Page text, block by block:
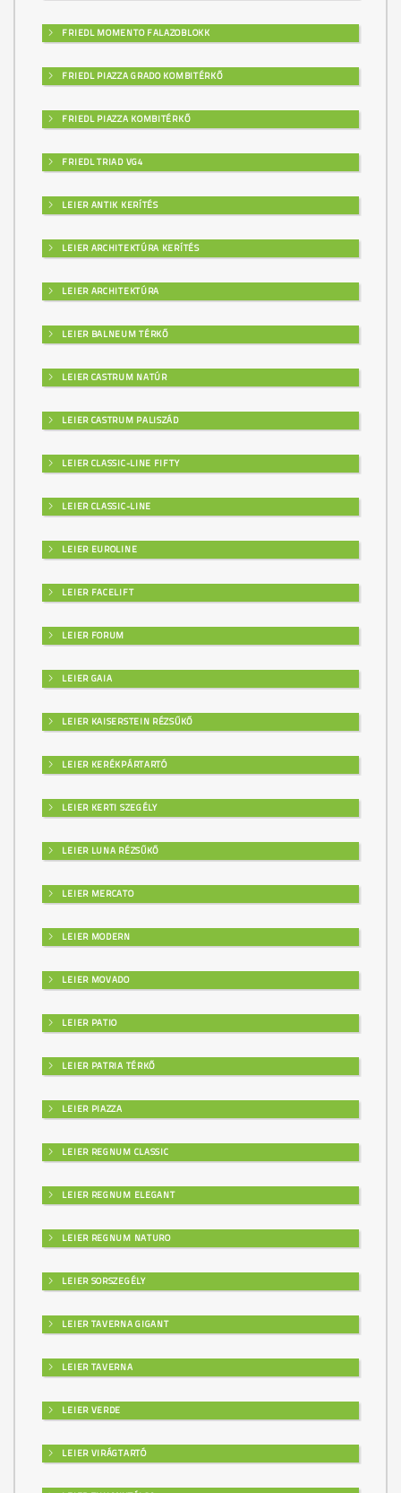
FRIEDL MOMENTO FALAZOBLOKK
FRIEDL PIAZZA GRADO KOMBITÉRKŐ
FRIEDL PIAZZA KOMBITÉRKŐ
FRIEDL TRIAD VG4
LEIER ANTIK KERÍTÉS
LEIER ARCHITEKTÚRA KERÍTÉS
LEIER ARCHITEKTÚRA
LEIER BALNEUM TÉRKŐ
LEIER CASTRUM NATÚR
LEIER CASTRUM PALISZÁD
LEIER CLASSIC-LINE FIFTY
LEIER CLASSIC-LINE
LEIER EUROLINE
LEIER FACELIFT
LEIER FORUM
LEIER GAIA
LEIER KAISERSTEIN RÉZSŰKŐ
LEIER KERÉKPÁRTARTÓ
LEIER KERTI SZEGÉLY
LEIER LUNA RÉZSŰKŐ
LEIER MERCATO
LEIER MODERN
LEIER MOVADO
LEIER PATIO
LEIER PATRIA TÉRKŐ
LEIER PIAZZA
LEIER REGNUM CLASSIC
LEIER REGNUM ELEGANT
LEIER REGNUM NATURO
LEIER SORSZEGÉLY
LEIER TAVERNA GIGANT
LEIER TAVERNA
LEIER VERDE
LEIER VIRÁGTARTÓ